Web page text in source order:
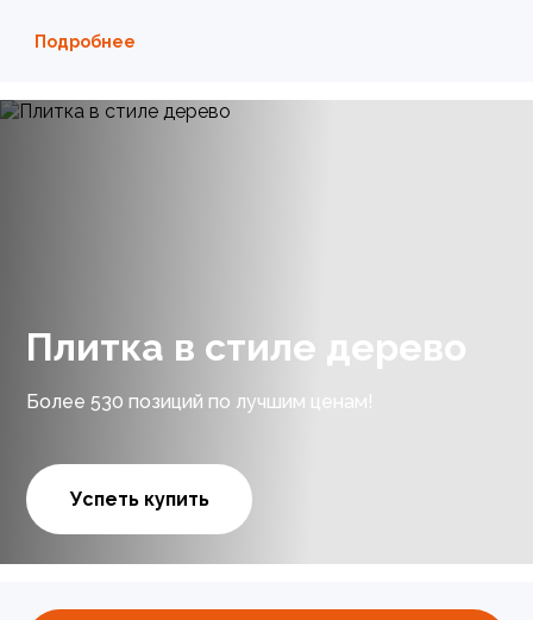
Подробнее
Плитка в стиле дерево
Успеть купить
Более 530 позиций по лучшим ценам!